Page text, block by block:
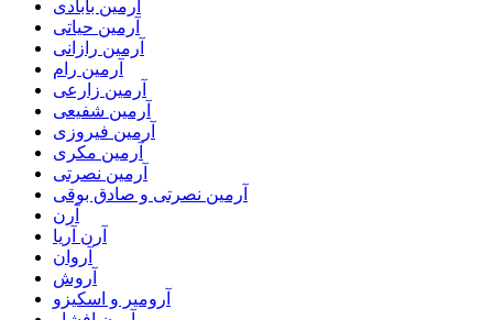
آرمین بابادی
آرمین حیاتی
آرمین رازانی
آرمین رام
آرمین زارعی
آرمین شفیعی
آرمین فیروزی
آرمین مکری
آرمین نصرتی
آرمین نصرتی و صادق بوقی
آرن
آرن آریا
آروان
آروش
آرومیر و اسکیزو